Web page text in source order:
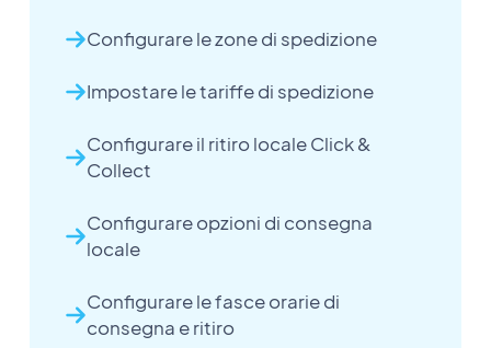
Configurare le zone di spedizione
Impostare le tariffe di spedizione
Configurare il ritiro locale Click &
Collect
Configurare opzioni di consegna
locale
Configurare le fasce orarie di
consegna e ritiro